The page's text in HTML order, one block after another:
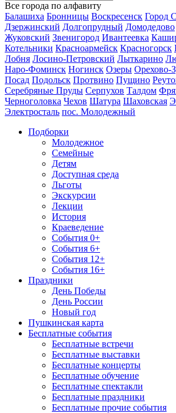
Все города по алфавиту
Балашиха Бронницы Воскресенск Город
Дзержинский Долгопрудный Домодедово
Жуковский Звенигород Ивантеевка
Котельники Красноармейск Красногорск
Лобня Лосино-Петровский Лыткарино
Наро-Фоминск Ногинск Озеры Орехово-
Посад Подольск Протвино Пущино
Серебряные Пруды Серпухов Талдом
Черноголовка Чехов Шатура Шаховская
Электросталь пос. Молодежный
Подборки
Молодежное
Семейные
Детям
Доступная среда
Льготы
Экскурсии
Лекции
История
Краеведение
События 0+
События 6+
События 12+
События 16+
Праздники
День Победы
День России
Новый год
Пушкинская карта
Бесплатные события
Бесплатные встречи
Бесплатные выставки
Бесплатные концерты
Бесплатные обучение
Бесплатные спектакли
Бесплатные праздники
Бесплатные прочие события